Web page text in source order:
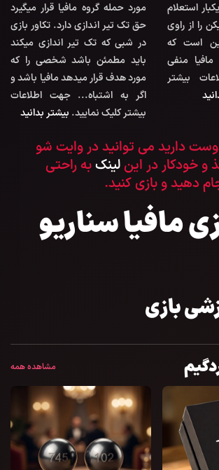
استعلام
را از راوی
است که
منفی
بیشتر
مورد حمله گروه مافیا قرار میگیرد
حق تک تیر اندازی دارد. تکاور بازی
در شبی که تک تیر اندازی میکند
باید مطمئن باشد شخصی را که
مورد هدف قرار میدهد مافیا باشد و
اگر به اشتباه... جهت اطلاعات
بیشتر کلیک نمایید. بیشتر بدانید
دوست دارید می توانید در وایت شو
و خودکار در اینلینکبه راحتی
دهید و بازی کنید.
مافیا سناریو
بازی
مشاهده همه